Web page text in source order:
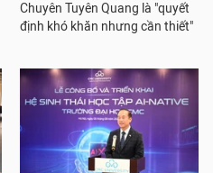
Chuyên Tuyên Quang là "quyết
định khó khăn nhưng cần thiết"